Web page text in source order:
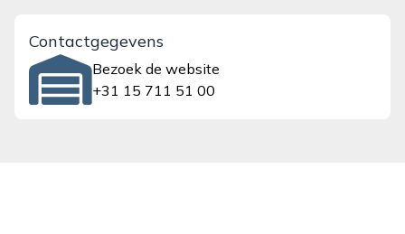
Contactgegevens
Bezoek de website
+31 15 711 51 00